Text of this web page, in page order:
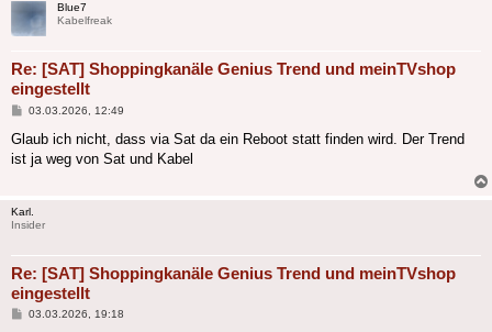
Blue7
Kabelfreak
Re: [SAT] Shoppingkanäle Genius Trend und meinTVshop
eingestellt
Beitrag
03.03.2026, 12:49
Glaub ich nicht, dass via Sat da ein Reboot statt finden wird. Der Trend
ist ja weg von Sat und Kabel
Karl.
Insider
Re: [SAT] Shoppingkanäle Genius Trend und meinTVshop
eingestellt
Beitrag
03.03.2026, 19:18